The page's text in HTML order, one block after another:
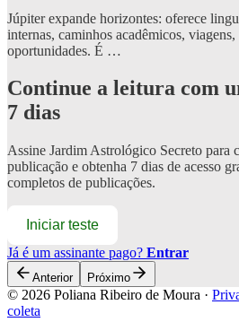
Júpiter expande horizontes: oferece
internas, caminhos acadêmicos, viagens,
oportunidades. É …
Continue a leitura com
7 dias
Assine Jardim Astrológico Secreto para
publicação e obtenha 7 dias de acesso
completos de publicações.
Iniciar teste
Já é um assinante pago? Entrar
Anterior Próximo
© 2026 Poliana Ribeiro de Moura ·
coleta